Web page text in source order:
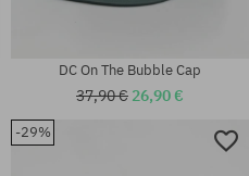
DC On The Bubble Cap
37,90 € 26,90 €
-29%